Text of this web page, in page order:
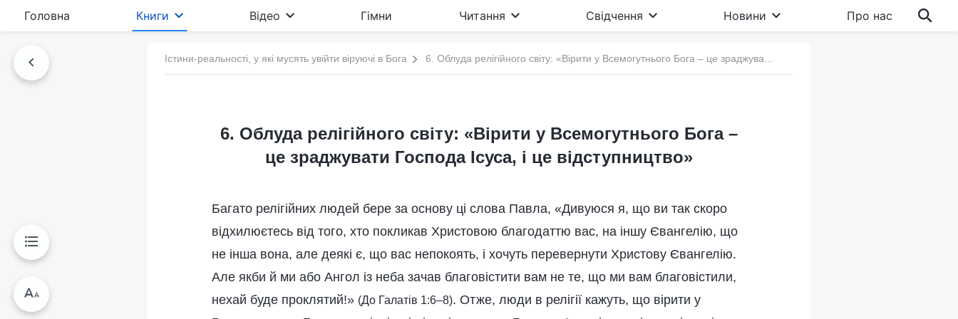
Головна Книги Відео Гімни Читання Свідчення Новини Про нас
Істини-реальності, у які мусять увійти віруючі в Бога
6. Облуда релігійного світу: «Вірити у Всемогутнього Бога –
це зраджувати Господа Ісуса, і це відступництво»
Багато релігійних людей бере за основу ці слова Павла, «Дивуюся я, що ви так скоро
відхилюєтесь від того, хто покликав Христовою благодаттю вас, на іншу Євангелію, що
не інша вона, але деякі є, що вас непокоять, і хочуть перевернути Христову Євангелію.
Але якби й ми або Ангол із неба зачав благовістити вам не те, що ми вам благовістили,
нехай буде проклятий!» (До Галатів 1:6–8). Отже, люди в релігії кажуть, що вірити у